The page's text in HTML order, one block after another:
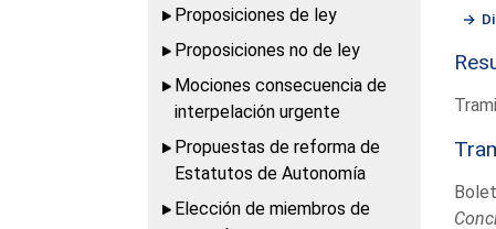
Proposiciones de ley
Proposiciones no de ley
Mociones consecuencia de
interpelación urgente
Propuestas de reforma de
Estatutos de Autonomía
Elección de miembros de